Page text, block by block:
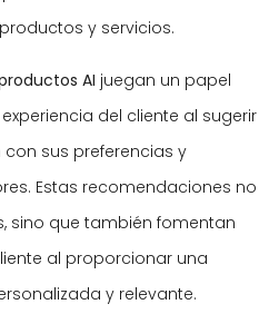
y servicios.
AI juegan un papel
del cliente al sugerir
sus preferencias y
Estas recomendaciones no
sino que también fomentan
al proporcionar una
y relevante.